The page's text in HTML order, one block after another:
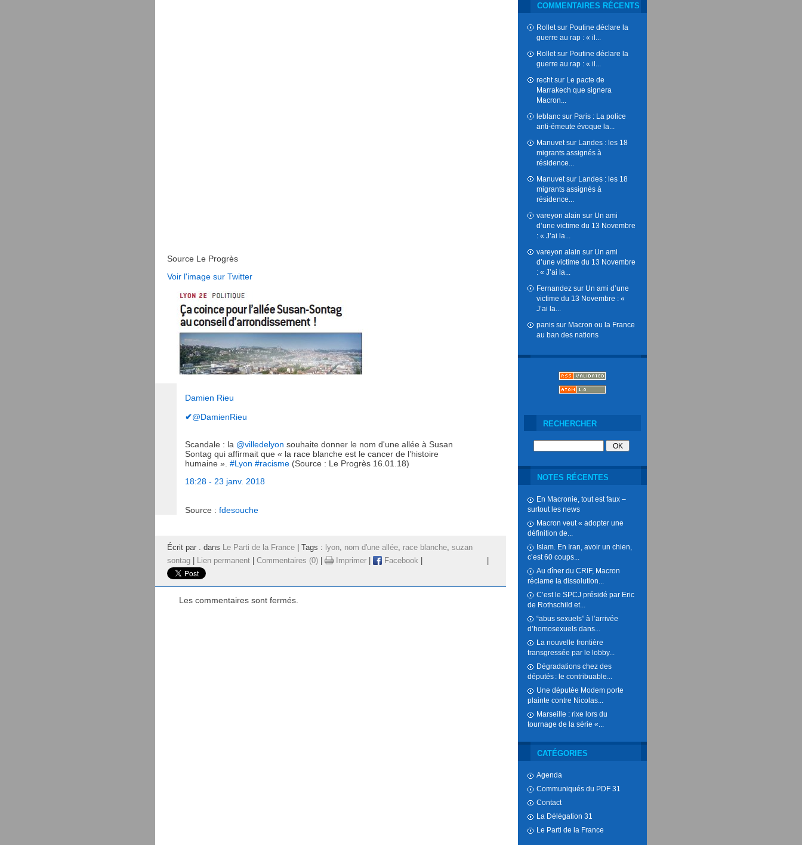
COMMENTAIRES RÉCENTS
Rolletsur Poutine déclare la
guerre au rap : « il...
Rolletsur Poutine déclare la
guerre au rap : « il...
rechtsur Le pacte de
Marrakech que signera
Macron...
leblanc sur Paris : La police
anti-émeute évoque la...
Manuvetsur Landes : les 18
migrants assignés à
résidence...
Manuvetsur Landes : les 18
migrants assignés à
résidence...
vareyon alain sur Un ami
d’une victime du 13 Novembre
: « J’ai la...
vareyon alain sur Un ami
d’une victime du 13 Novembre
: « J’ai la...
Fernandez sur Un ami d’une
victime du 13 Novembre : «
J’ai la...
panis sur Macron ou la France
au ban des nations
RECHERCHER
NOTES RÉCENTES
En Macronie, tout est faux –
surtout les news
Macron veut « adopter une
définition de...
Islam. En Iran, avoir un chien,
c’est 60 coups...
Au dîner du CRIF, Macron
réclame la dissolution...
C’est le SPCJ présidé par Eric
de Rothschild et...
“abus sexuels” à l’arrivée
d’homosexuels dans...
La nouvelle frontière
transgressée par le lobby...
Dégradations chez des
députés : le contribuable...
Une députée Modem porte
plainte contre Nicolas...
Marseille : rixe lors du
tournage de la série «...
CATÉGORIES
Agenda
Communiqués du PDF 31
Contact
La Délégation 31
Le Parti de la France
Source Le Progrès
Voir l'image sur Twitter
Damien Rieu
✔@DamienRieu
Scandale : la @villedelyon souhaite donner le nom d'une allée à Susan
Sontag qui affirmait que « la race blanche est le cancer de l’histoire
humaine ». #Lyon #racisme (Source : Le Progrès 16.01.18)
18:28 - 23 janv. 2018
Source : fdesouche
Écrit par . dans Le Parti de la France | Tags : lyon, nom d'une allée, race blanche, suzan
sontag
Lien permanent Commentaires (0) Imprimer Facebook
Les commentaires sont fermés.